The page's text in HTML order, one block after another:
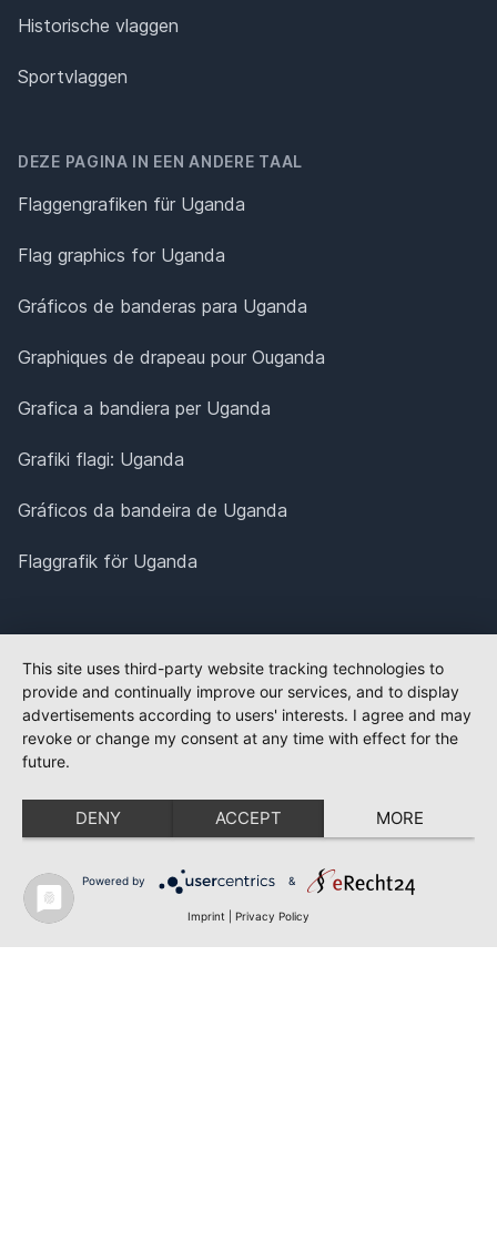
Historische vlaggen
Sportvlaggen
DEZE PAGINA IN EEN ANDERE TAAL
Flaggengrafiken für Uganda
Flag graphics for Uganda
Gráficos de banderas para Uganda
Graphiques de drapeau pour Ouganda
Grafica a bandiera per Uganda
Grafiki flagi: Uganda
Gráficos da bandeira de Uganda
Flaggrafik för Uganda
This site uses third-party website tracking technologies to
provide and continually improve our services, and to display
advertisements according to users' interests. I agree and may
revoke or change my consent at any time with effect for the
future.
DENY ACCEPT MORE
Powered by &
Imprint Privacy Policy